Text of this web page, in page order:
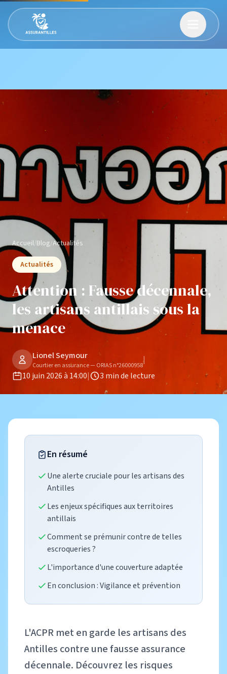
Accueil/Blog/Actualités
Actualités
Attention : Fausse décennale,
les artisans antillais sous la
menace
Lionel Seymour
Courtier en assurance — ORIAS n°26000958
|
10 juin 2026 à 14:00| 3 min de lecture
En résumé
Une alerte cruciale pour les artisans des
Antilles
Les enjeux spécifiques aux territoires
antillais
Comment se prémunir contre de telles
escroqueries ?
L'importance d'une couverture adaptée
En conclusion : Vigilance et prévention
L'ACPR met en garde les artisans des
Antilles contre une fausse assurance
décennale. Découvrez les risques